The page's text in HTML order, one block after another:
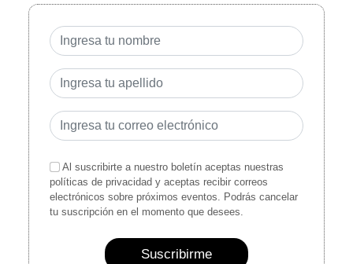
Al suscribirte a nuestro boletín aceptas nuestras
políticas de privacidad y aceptas recibir correos
electrónicos sobre próximos eventos. Podrás cancelar
tu suscripción en el momento que desees.
Suscribirme